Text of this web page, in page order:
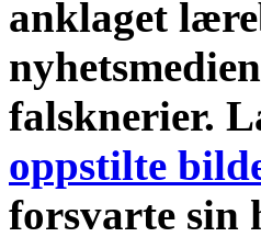
anklaget
falsknerier.
oppstilte
forsvarte sin